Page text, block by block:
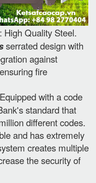
: High Quality Steel.
serrated design with
against
fire
Equipped with a code
standard that
different codes.
and has extremely
creates multiple
the security of